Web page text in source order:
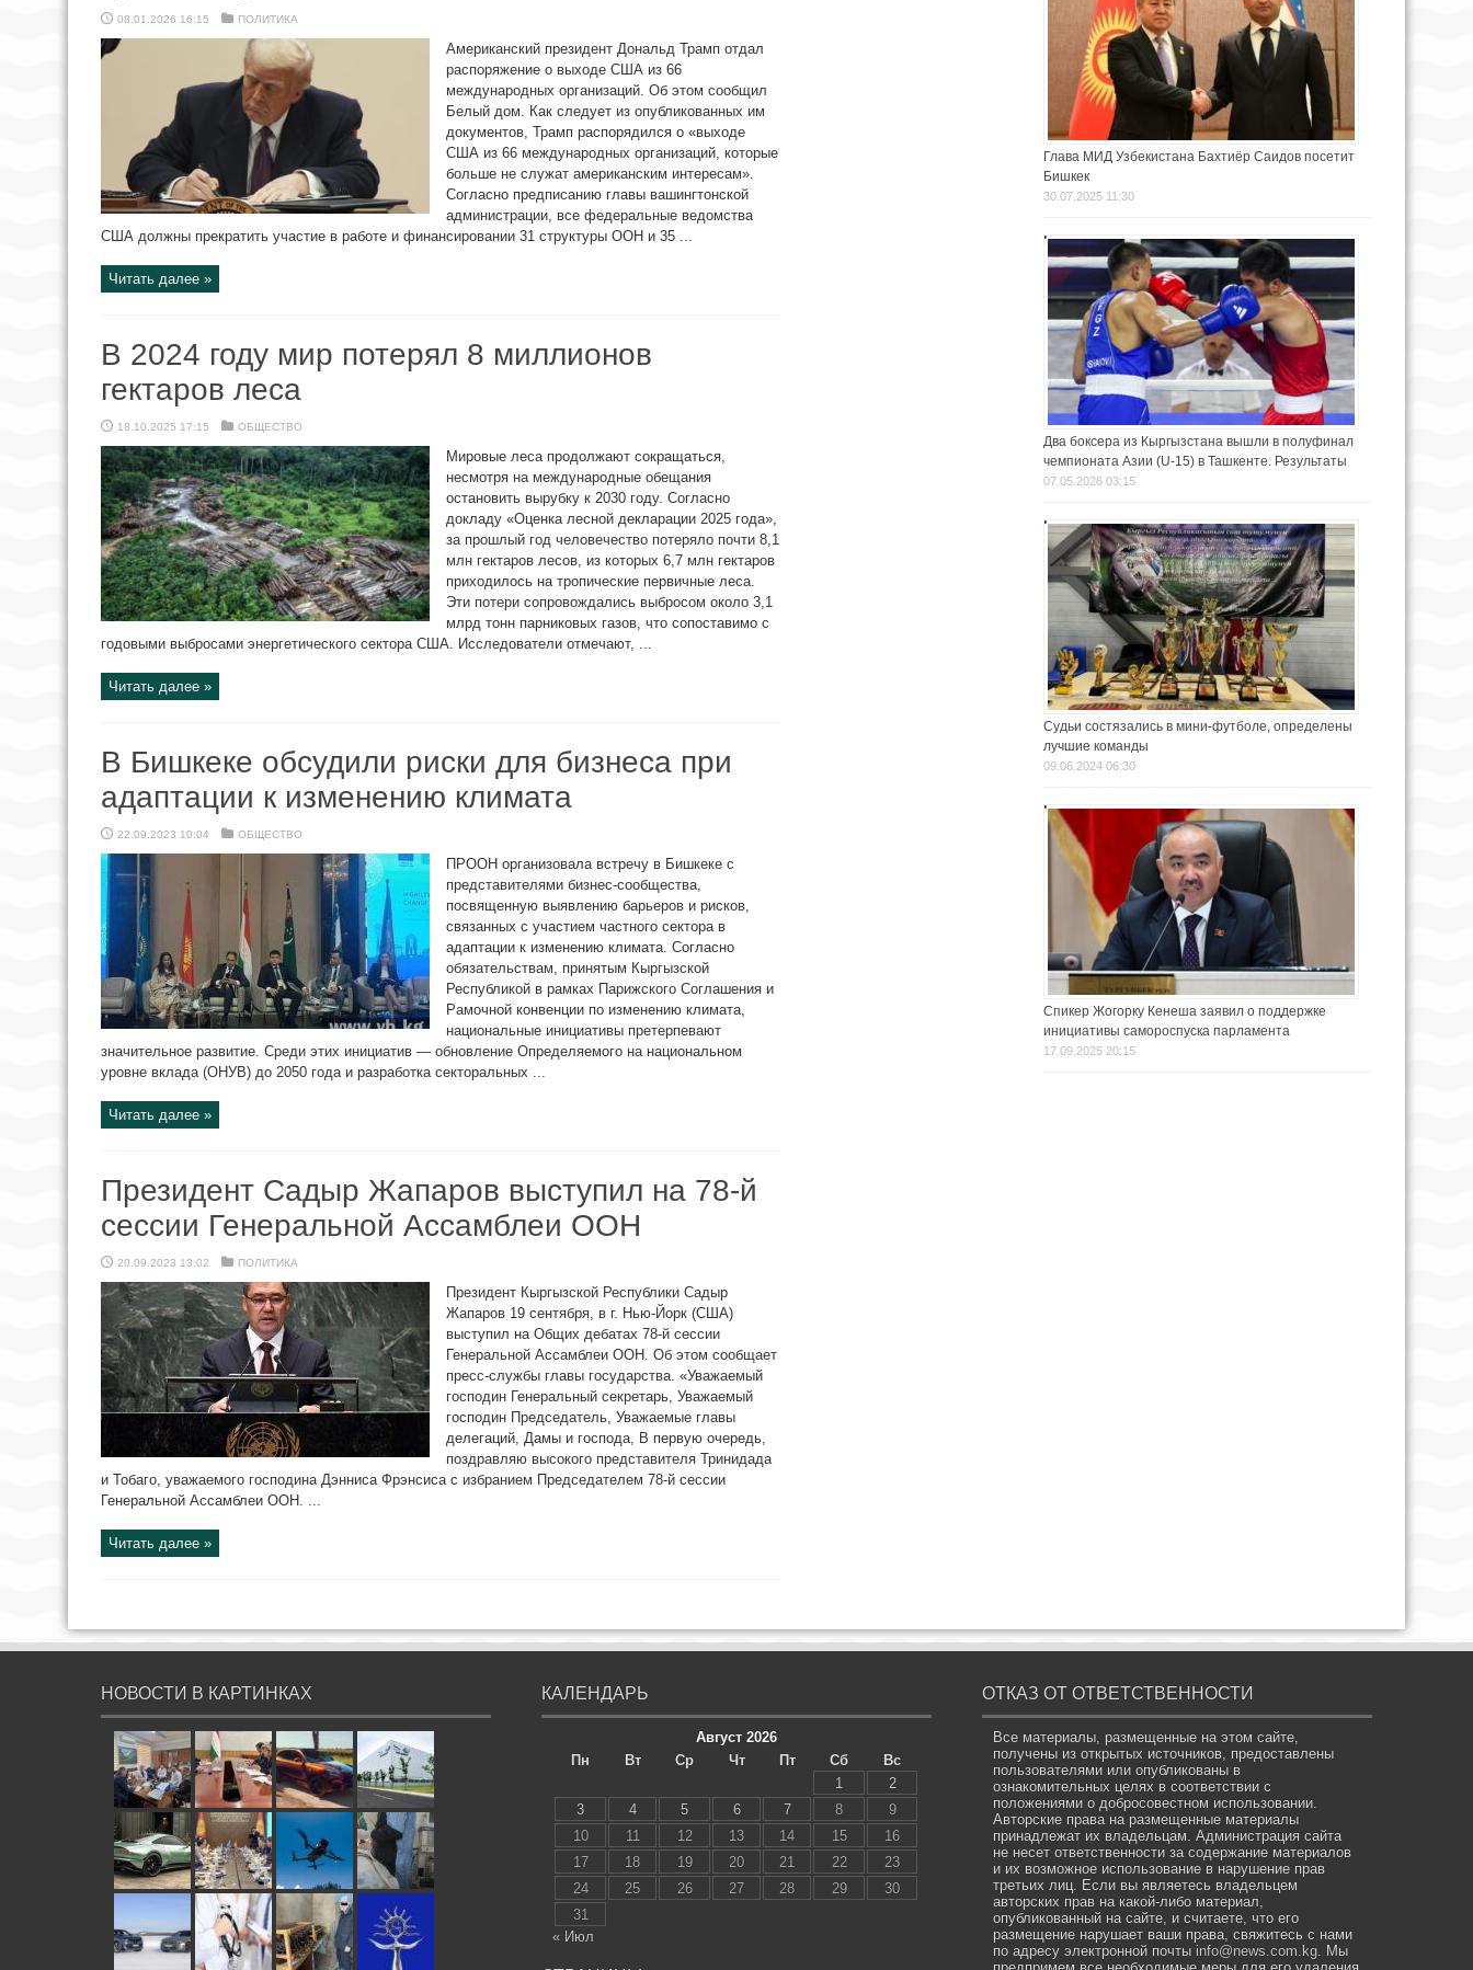
08.01.2026 16:15 ПОЛИТИКА
Американский президент Дональд Трамп отдал
распоряжение о выходе США из 66
международных организаций. Об этом сообщил
Белый дом. Как следует из опубликованных им
документов, Трамп распорядился о «выходе
США из 66 международных организаций, которые
больше не служат американским интересам».
Согласно предписанию главы вашингтонской
администрации, все федеральные ведомства
США должны прекратить участие в работе и финансировании 31 структуры ООН и 35 ...
Читать далее »
В 2024 году мир потерял 8 миллионов
гектаров леса
18.10.2025 17:15 ОБЩЕСТВО
Мировые леса продолжают сокращаться,
несмотря на международные обещания
остановить вырубку к 2030 году. Согласно
докладу «Оценка лесной декларации 2025 года»,
за прошлый год человечество потеряло почти 8,1
млн гектаров лесов, из которых 6,7 млн гектаров
приходилось на тропические первичные леса.
Эти потери сопровождались выбросом около 3,1
млрд тонн парниковых газов, что сопоставимо с
годовыми выбросами энергетического сектора США. Исследователи отмечают, ...
Читать далее »
В Бишкеке обсудили риски для бизнеса при
адаптации к изменению климата
22.09.2023 10:04 ОБЩЕСТВО
ПРООН организовала встречу в Бишкеке с
представителями бизнес-сообщества,
посвященную выявлению барьеров и рисков,
связанных с участием частного сектора в
адаптации к изменению климата. Согласно
обязательствам, принятым Кыргызской
Республикой в рамках Парижского Соглашения и
Рамочной конвенции по изменению климата,
национальные инициативы претерпевают
значительное развитие. Среди этих инициатив — обновление Определяемого на национальном
уровне вклада (ОНУВ) до 2050 года и разработка секторальных ...
Читать далее »
Президент Садыр Жапаров выступил на 78-й
сессии Генеральной Ассамблеи ООН
20.09.2023 13:02 ПОЛИТИКА
Президент Кыргызской Республики Садыр
Жапаров 19 сентября, в г. Нью-Йорк (США)
выступил на Общих дебатах 78-й сессии
Генеральной Ассамблеи ООН. Об этом сообщает
пресс-службы главы государства. «Уважаемый
господин Генеральный секретарь, Уважаемый
господин Председатель, Уважаемые главы
делегаций, Дамы и господа, В первую очередь,
поздравляю высокого представителя Тринидада
и Тобаго, уважаемого господина Дэнниса Фрэнсиса с избранием Председателем 78-й сессии
Генеральной Ассамблеи ООН. ...
Читать далее »
Глава МИД Узбекистана Бахтиёр Саидов посетит
Бишкек
30.07.2025 11:30
Два боксера из Кыргызстана вышли в полуфинал
чемпионата Азии (U-15) в Ташкенте. Результаты
07.05.2026 03:15
Судьи состязались в мини-футболе, определены
лучшие команды
09.06.2024 06:30
Спикер Жогорку Кенеша заявил о поддержке
инициативы самороспуска парламента
17.09.2025 20:15
НОВОСТИ В КАРТИНКАХ КАЛЕНДАРЬ
Август 2026
Пн
Вт Ср Чт Пт Сб
Вс
1
2
3
4 5 6 7 8
9
10
11 12 13 14 15
16
17
18 19 20 21 22
23
24
25 26 27 28 29
30
31
« Июл
ОТКАЗ ОТ ОТВЕТСТВЕННОСТИ
Все материалы, размещенные на этом сайте,
получены из открытых источников, предоставлены
пользователями или опубликованы в
ознакомительных целях в соответствии с
положениями о добросовестном использовании.
Авторские права на размещенные материалы
принадлежат их владельцам. Администрация сайта
не несет ответственности за содержание материалов
и их возможное использование в нарушение прав
третьих лиц. Если вы являетесь владельцем
авторских прав на какой-либо материал,
опубликованный на сайте, и считаете, что его
размещение нарушает ваши права, свяжитесь с нами
по адресу электронной почты info@news.com.kg. Мы